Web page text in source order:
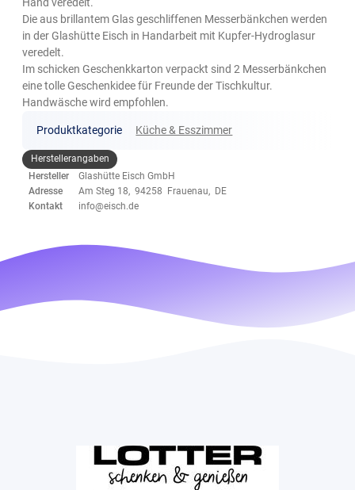
Die aus brillantem Glas geschliffenen Messerbänkchen werden
in der Glashütte Eisch in Handarbeit mit Kupfer-Hydroglasur
veredelt.
Im schicken Geschenkkarton verpackt sind 2 Messerbänkchen
eine tolle Geschenkidee für Freunde der Tischkultur.
Handwäsche wird empfohlen.
Produktkategorie Küche & Esszimmer
Herstellerangaben
Hersteller
Glashütte Eisch GmbH
Adresse
Am Steg 18, 94258 Frauenau, DE
Kontakt
info@eisch.de